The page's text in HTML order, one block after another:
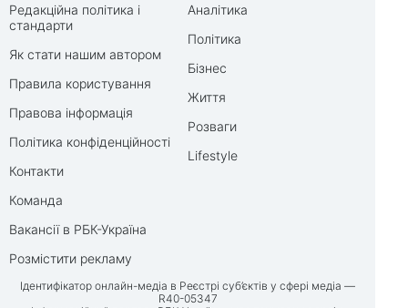
Редакційна політика і
стандарти
Як стати нашим автором
Правила користування
Правова інформація
Політика конфіденційності
Контакти
Команда
Вакансії в РБК-Україна
Розмістити рекламу
Аналітика
Політика
Бізнес
Життя
Розваги
Lifestyle
Ідентифікатор онлайн-медіа в Реєстрі суб’єктів у сфері медіа —
R40-05347